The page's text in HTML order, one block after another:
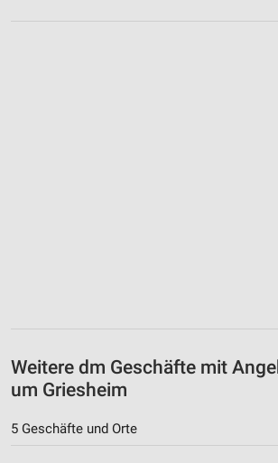
Weitere dm Geschäfte mit
um Griesheim
5 Geschäfte und Orte